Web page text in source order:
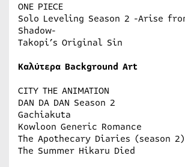
ONE PIECE
Solo Leveling Season 2 -Arise
Shadow-
Takopi’s Original Sin
Καλύτερα Background Art
CITY THE ANIMATION
DAN DA DAN Season 2
Gachiakuta
Kowloon Generic Romance
The Apothecary Diaries (season 2)
The Summer Hikaru Died